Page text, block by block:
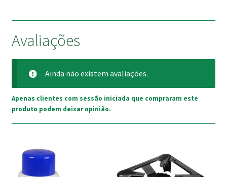
Avaliações
Ainda não existem avaliações.
Apenas clientes com sessão iniciada que compraram este
produto podem deixar opinião.